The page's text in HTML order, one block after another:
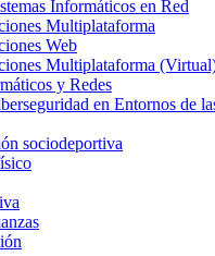
Informáticos en Red
Multiplataforma
Web
Multiplataforma
y Redes
en Entornos de
sociodeportiva